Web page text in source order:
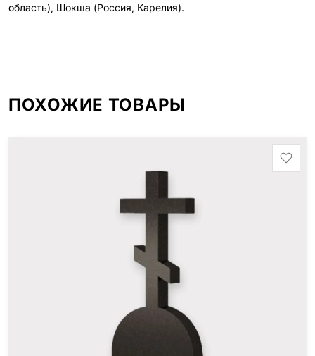
область), Шокша (Россия, Карелия).
ПОХОЖИЕ ТОВАРЫ